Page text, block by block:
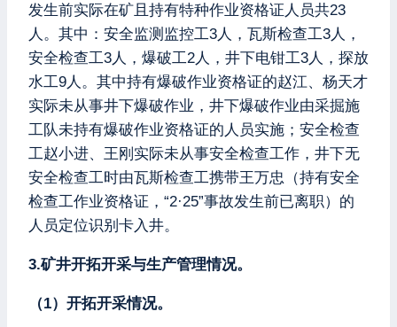
发生前实际在矿且持有特种作业资格证人员共23
人。其中：安全监测监控工3人，瓦斯检查工3人，
安全检查工3人，爆破工2人，井下电钳工3人，探放
水工9人。其中持有爆破作业资格证的赵江、杨天才
实际未从事井下爆破作业，井下爆破作业由采掘施
工队未持有爆破作业资格证的人员实施；安全检查
工赵小进、王刚实际未从事安全检查工作，井下无
安全检查工时由瓦斯检查工携带王万忠（持有安全
检查工作业资格证，“2·25”事故发生前已离职）的
人员定位识别卡入井。
3.矿井开拓开采与生产管理情况。
（1）开拓开采情况。